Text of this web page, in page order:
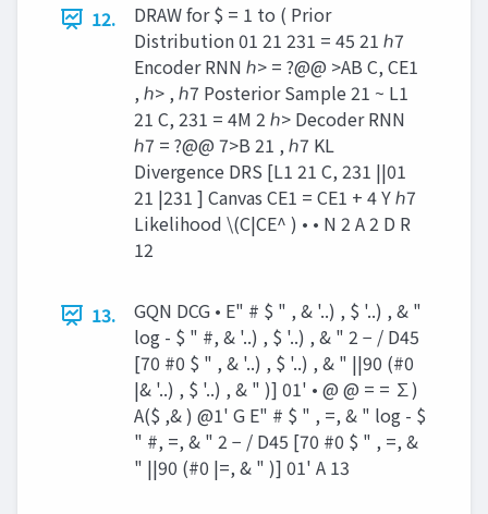
12.
DRAW for $ = 1 to ( Prior
Distribution 01 21 231 = 45 21 ℎ7
Encoder RNN ℎ> = ?@@ >AB C, CE1
, ℎ> , ℎ7 Posterior Sample 21 ~ L1
21 C, 231 = 4M 2 ℎ> Decoder RNN
ℎ7 = ?@@ 7>B 21 , ℎ7 KL
Divergence DRS [L1 21 C, 231 ||01
21 |231 ] Canvas CE1 = CE1 + 4 Y ℎ7
Likelihood \(C|CE^ ) • • N 2 A 2 D R
12
13.
GQN DCG • E" # $ " , & '..) , $ '..) , & "
log - $ " #, & '..) , $ '..) , & " 2 − / D45
[70 #0 $ " , & '..) , $ '..) , & " ||90 (#0
|& '..) , $ '..) , & " )] 01' • @ @ = = ∑)
A($ ,& ) @1' G E" # $ " , =, & " log - $
" #, =, & " 2 − / D45 [70 #0 $ " , =, &
" ||90 (#0 |=, & " )] 01' A 13